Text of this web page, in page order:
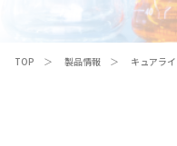
TOP 製品情報 キュアラ